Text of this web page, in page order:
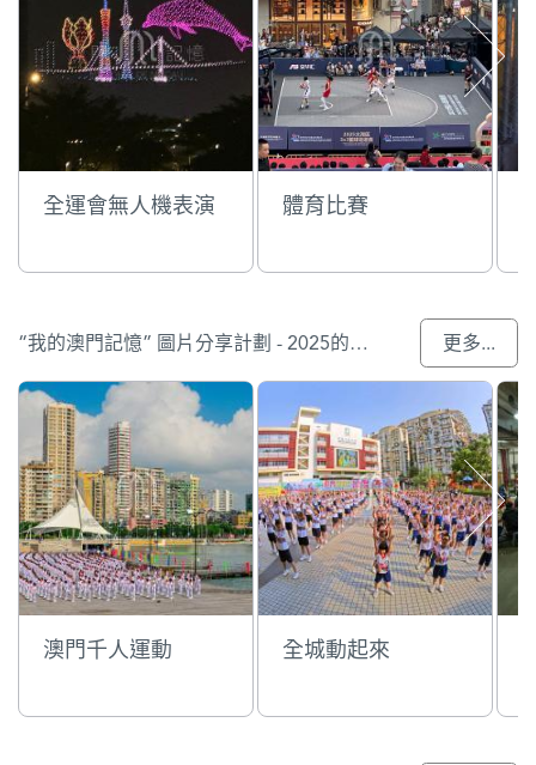
全運會無人機表演 體育比賽
“我的澳門記憶” 圖片分享計劃 - 2025的入選作品 更多...
澳門千人運動 全城動起來